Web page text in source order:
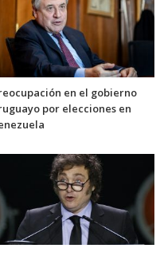
en el gobierno
por elecciones en